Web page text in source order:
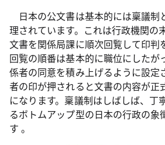
日本の公文書は基本的には稟議制
理されています。これは行政機関の
文書を関係局課に順次回覧して印判
回覧の順番は基本的に職位にしたが
係者の同意を積み上げるように設定
者の印が押されると文書の内容が正
になります。稟議制はしばしば、丁
るボトムアップ型の日本の行政の象
す 。